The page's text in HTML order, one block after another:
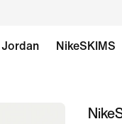
Jordan NikeSKIMS
imagen 1